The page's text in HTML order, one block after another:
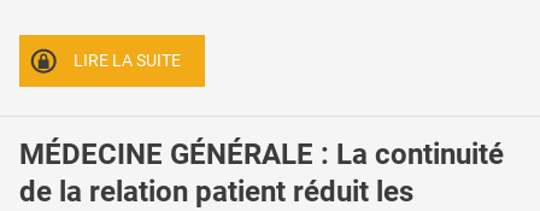
LIRE LA SUITE
MÉDECINE GÉNÉRALE : La continuité
de la relation patient réduit les